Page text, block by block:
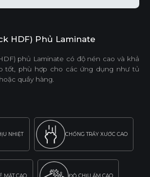
HDF) Phủ Laminate
phủ Laminate có độ nén cao và khả
tốt, phù hợp cho các ứng dụng như tủ
quầy hàng.
NHIỆT CHỐNG TRẦY XƯỚC CAO
MẶT CAO ĐỘ CHỊU ẨM CAO